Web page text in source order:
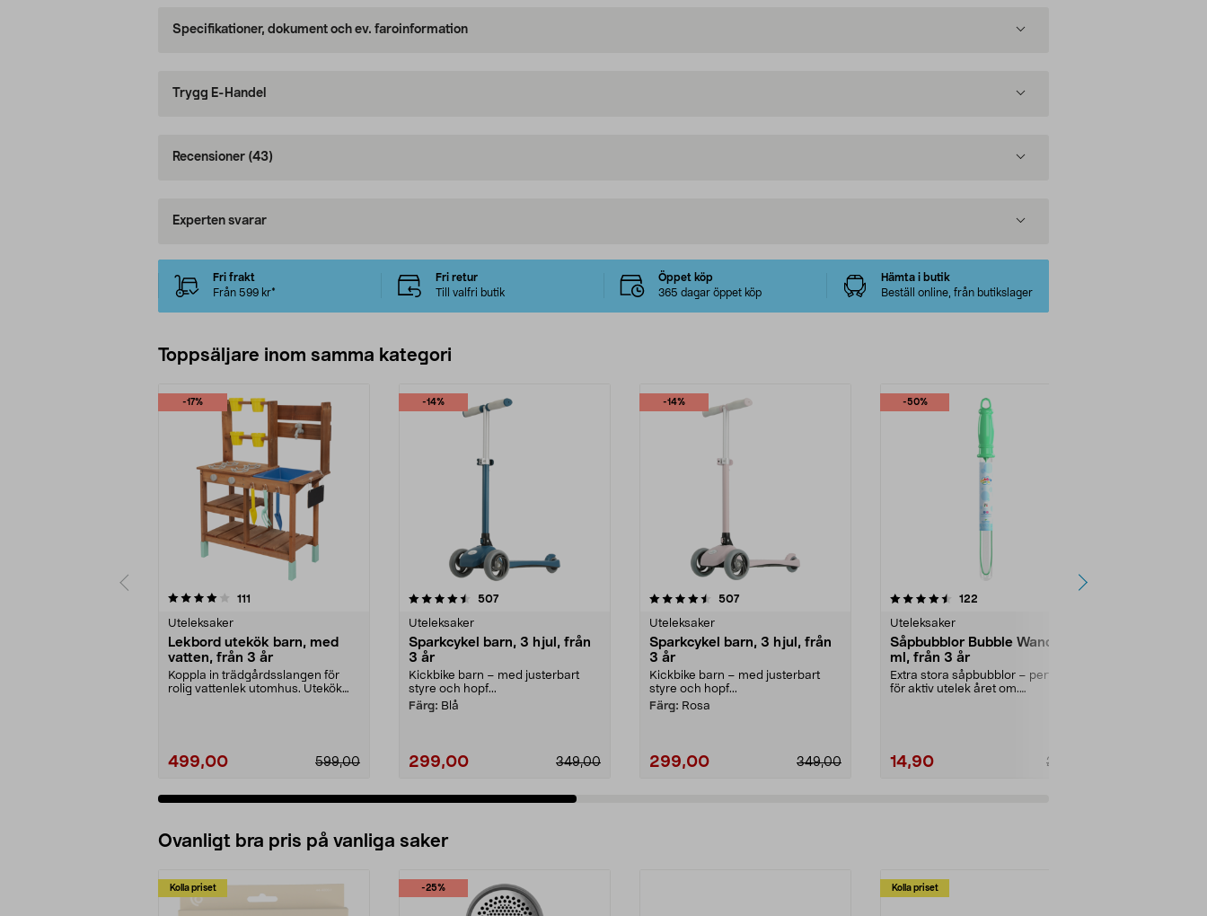
Specifikationer, dokument och ev. faroinformation
Trygg E-Handel
Recensioner (43)
Experten svarar
Fri frakt
Från 599 kr*
Fri retur
Till valfri butik
Öppet köp
365 dagar öppet köp
Hämta i butik
Beställ online, från butikslager
Toppsäljare inom samma kategori
-17%
111
Uteleksaker
Lekbord utekök barn, med
vatten, från 3 år
Koppla in trädgårdsslangen för
rolig vattenlek utomhus. Utekök
499,00 599,00
-14%
4.5 av 5 stjärnor 507recensioner
Uteleksaker
Sparkcykel barn, 3 hjul, från
3 år
Kickbike barn – med justerbart
styre och hopf...
Färg: Blå
299,00 349,00
-14%
4.5 av 5 stjärnor 507recensioner
Uteleksaker
Sparkcykel barn, 3 hjul, från
3 år
Kickbike barn – med justerbart
styre och hopf...
Färg: Rosa
299,00 349,00
-50%
4.5 av 5 stjärnor 122
Uteleksaker
Såpbubblor Bubble Wand 120
ml, från 3 år
Extra stora såpbubblor – perfekt
för aktiv utelek året om.
14,90 29,90
4.5 av 5 stjärnor
Ovanligt bra pris på vanliga saker
Kolla priset -25% Kolla priset